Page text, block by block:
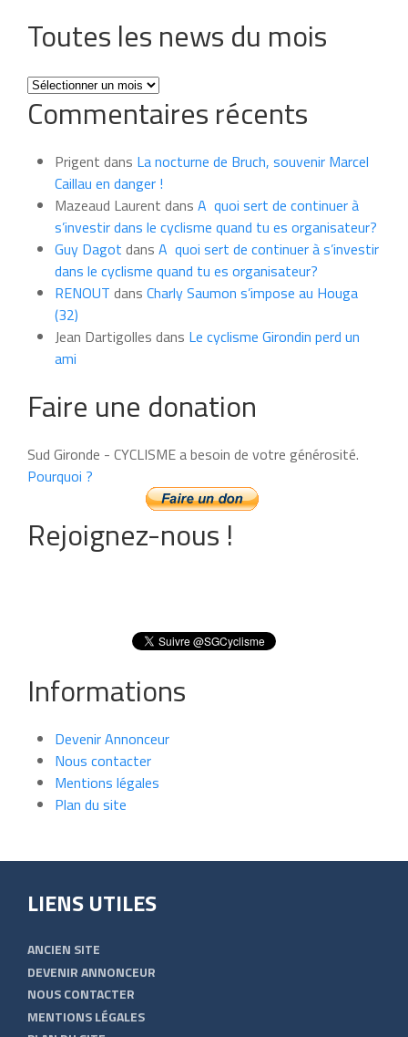
Toutes les news du mois
Toutes
les
news
mois
Commentaires récents
Prigent dans La nocturne de Bruch, souvenir Marcel
Caillau en danger !
Mazeaud Laurent dans A quoi sert de continuer à
s’investir dans le cyclisme quand tu es organisateur?
Guy Dagot dans A quoi sert de continuer à s’investir
dans le cyclisme quand tu es organisateur?
RENOUT dans Charly Saumon s’impose au Houga
(32)
Jean Dartigolles dans Le cyclisme Girondin perd un
ami
Faire une donation
Sud Gironde - CYCLISME a besoin de votre générosité.
Pourquoi ?
Rejoignez-nous !
Informations
Devenir Annonceur
Nous contacter
Mentions légales
Plan du site
LIENS UTILES
ANCIEN SITE
DEVENIR ANNONCEUR
NOUS CONTACTER
MENTIONS LÉGALES